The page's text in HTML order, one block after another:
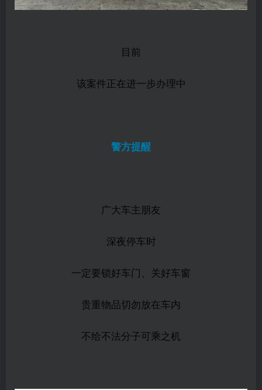
目前
该案件正在进一步办理中
警方提醒
广大车主朋友
深夜停车时
一定要锁好车门、关好车窗
贵重物品切勿放在车内
不给不法分子可乘之机